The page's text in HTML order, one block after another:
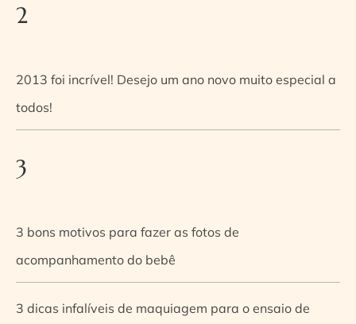
2
2013 foi incrível! Desejo um ano novo muito especial a
todos!
3
3 bons motivos para fazer as fotos de
acompanhamento do bebê
3 dicas infalíveis de maquiagem para o ensaio de